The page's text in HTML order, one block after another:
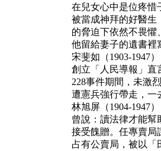
在兒女心中是位疼惜
被當成神拜的好醫生
的脅迫下依然不畏懼
他留給妻子的遺書
宋斐如（1903-1947）
創立「人民導報」直
228事件期間，未激
遭憲兵強行帶走，一
林旭屏（1904-1947）
曾說：讀法律才能幫
接受餽贈。任專賣局
占有公賣局，被以「